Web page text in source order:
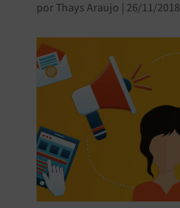
porThays Araujo 26/11/2018